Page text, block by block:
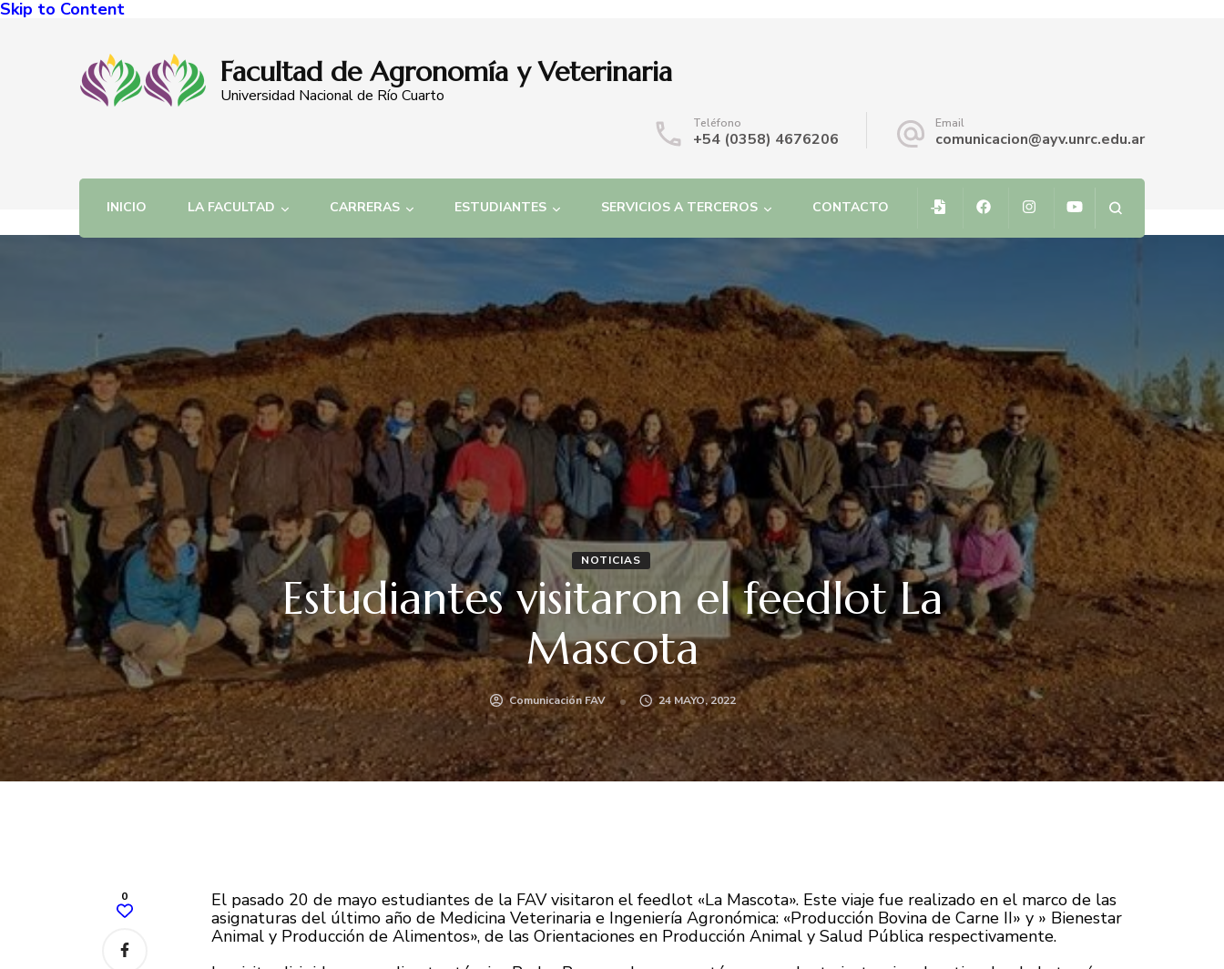
Skip to Content
Facultad de Agronomía y Veterinaria
Universidad Nacional de Río Cuarto
Teléfono
+54 (0358) 4676206
Email
comunicacion@ayv.unrc.edu.ar
INICIO LA FACULTAD CARRERAS ESTUDIANTES SERVICIOS A TERCEROS CONTACTO
NOTICIAS
Estudiantes visitaron el feedlot La
Mascota
Comunicación FAV 24 MAYO, 2022
0
El pasado 20 de mayo estudiantes de la FAV visitaron el feedlot «La Mascota». Este viaje fue realizado en el marco de las
asignaturas del último año de Medicina Veterinaria e Ingeniería Agronómica: «Producción Bovina de Carne II» y » Bienestar
Animal y Producción de Alimentos», de las Orientaciones en Producción Animal y Salud Pública respectivamente.